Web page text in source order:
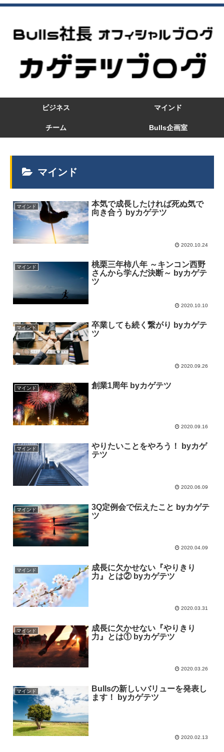
ビジネス マインド
チーム Bulls企画室
マインド
マインド
本気で成長したければ死ぬ気で
向き合う byカゲテツ
2020.10.24
マインド
桃栗三年柿八年 ～キンコン西野
さんから学んだ決断～ byカゲテ
ツ
2020.10.10
マインド
卒業しても続く繋がり byカゲテ
ツ
2020.09.26
マインド 創業1周年 byカゲテツ
2020.09.16
マインド
やりたいことをやろう！ byカゲ
テツ
2020.06.09
マインド
3Q定例会で伝えたこと byカゲテ
ツ
2020.04.09
マインド
成長に欠かせない『やりきり
力』とは② byカゲテツ
2020.03.31
マインド
成長に欠かせない『やりきり
力』とは① byカゲテツ
2020.03.26
マインド
Bullsの新しいバリューを発表し
ます！ byカゲテツ
2020.02.13